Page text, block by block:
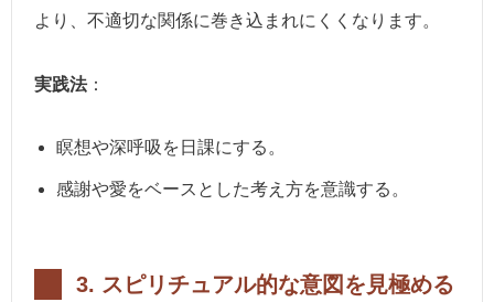
より、不適切な関係に巻き込まれにくくなります。
実践法：
瞑想や深呼吸を日課にする。
感謝や愛をベースとした考え方を意識する。
3. スピリチュアル的な意図を見極める